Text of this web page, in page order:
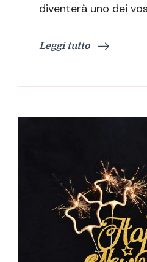
diventerà uno dei
Leggi tutto